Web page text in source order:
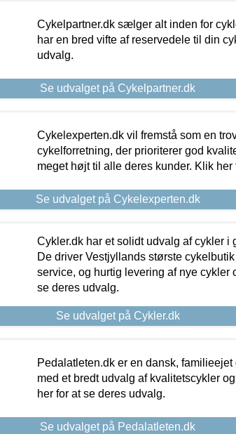
Cykelpartner.dk sælger alt inden for
har en bred vifte af reservedele til din
udvalg.
Se udvalget på Cykelpartner.dk
Cykelexperten.dk vil fremstå som en
cykelforretning, der prioriterer god
meget højt til alle deres kunder. Klik her
Se udvalget på Cykelexperten.dk
Cykler.dk har et solidt udvalg af cykler i
De driver Vestjyllands største
service, og hurtig levering af nye cykler
se deres udvalg.
Se udvalget på Cykler.dk
Pedalatleten.dk er en dansk,
med et bredt udvalg af kvalitetscykler
her for at se deres udvalg.
Se udvalget på Pedalatleten.dk